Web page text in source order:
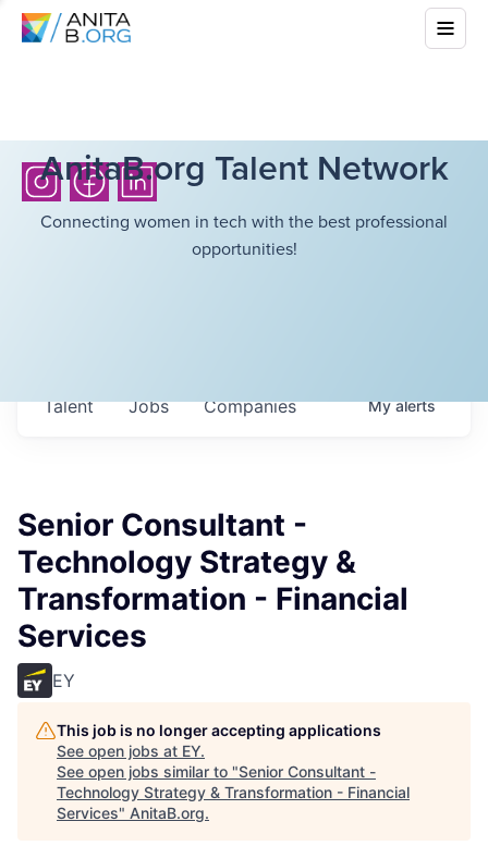
AnitaB.org Talent Network
Connecting women in tech with the best professional
opportunities!
Jobs Companies
Talent Myalerts
Senior Consultant -
Technology Strategy &
Transformation - Financial
Services
EY
This job is no longer accepting applications
See open jobs at EY.
See open jobs similar to "Senior Consultant -
Technology Strategy & Transformation - Financial
Services" AnitaB.org.